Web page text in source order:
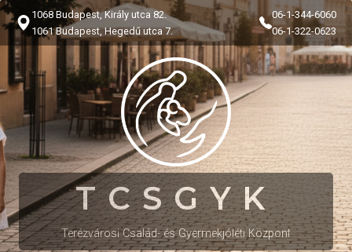
1068 Budapest, Király utca 82.
1061 Budapest, Hegedű utca 7.
06-1-344-6060
06-1-322-0623
TCSGYK
Terézvárosi Család- és Gyermekjóléti Központ